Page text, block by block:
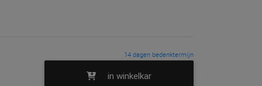
14 dagen bedenktermijn
in winkelkar